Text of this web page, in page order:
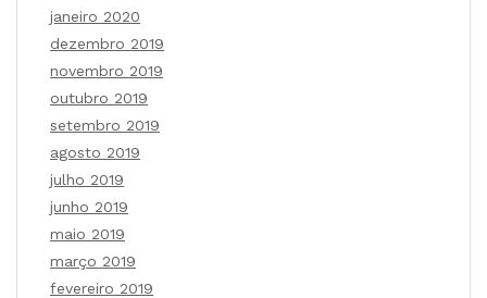
janeiro 2020
dezembro 2019
novembro 2019
outubro 2019
setembro 2019
agosto 2019
julho 2019
junho 2019
maio 2019
março 2019
fevereiro 2019